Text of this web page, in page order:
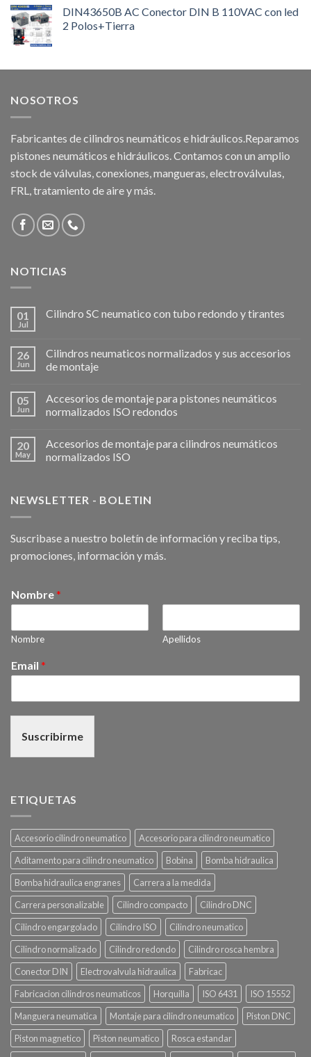
DIN43650B AC Conector DIN B 110VAC con led
2 Polos+Tierra
NOSOTROS
Fabricantes de cilindros neumáticos e hidráulicos.Reparamos
pistones neumáticos e hidráulicos. Contamos con un amplio
stock de válvulas, conexiones, mangueras, electroválvulas,
FRL, tratamiento de aire y más.
NOTICIAS
01
Jul
Cilindro SC neumatico con tubo redondo y tirantes
26
Jun
Cilindros neumaticos normalizados y sus accesorios
de montaje
05
Jun
Accesorios de montaje para pistones neumáticos
normalizados ISO redondos
20
May
Accesorios de montaje para cilindros neumáticos
normalizados ISO
NEWSLETTER - BOLETIN
Suscribase a nuestro boletín de información y reciba tips,
promociones, información y más.
Nombre *
Nombre Apellidos
Email *
Suscribirme
ETIQUETAS
Accesorio cilindro neumatico
Accesorio para cilindro neumatico
Aditamento para cilindro neumatico
Bobina
Bomba hidraulica
Bomba hidraulica engranes
Carrera a la medida
Carrera personalizable
Cilindro compacto
Cilindro DNC
Cilindro engargolado
Cilindro ISO
Cilindro neumatico
Cilindro normalizado
Cilindro redondo
Cilindro rosca hembra
Conector DIN
Electrovalvula hidraulica
Fabricac
Fabricacion cilindros neumaticos
Horquilla ISO 6431
ISO 15552
Manguera neumatica
Montaje para cilindro neumatico
Piston DNC
Piston magnetico
Piston neumatico
Rosca estandar